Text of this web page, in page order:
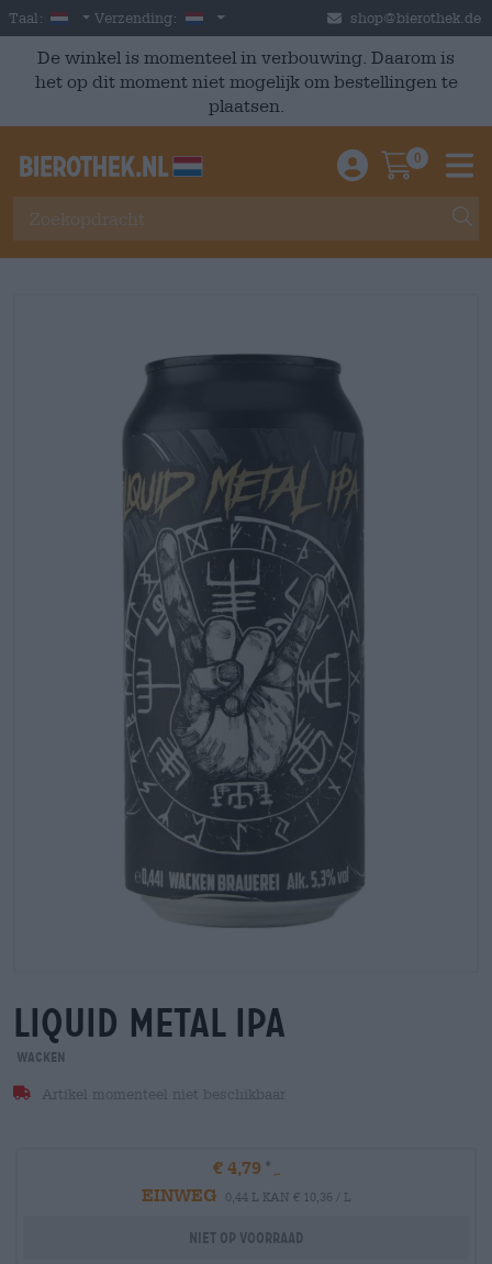
Skip to main content
Taal: Dutch
Verzending: Nederland shop@bierothek.de
De winkel is momenteel in verbouwing. Daarom is
het op dit moment niet mogelijk om bestellingen te
plaatsen.
Einloggen /
0
liquid metal ipa
Wacken
Artikel momenteel niet beschikbaar
€ 4,79
EINWEG
0,44 L KAN € 10,36 / L
Niet op voorraad